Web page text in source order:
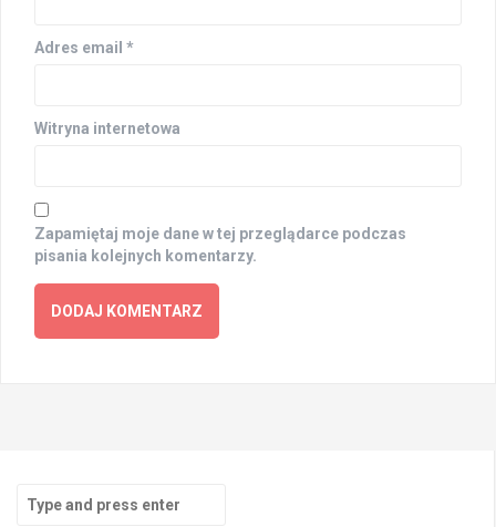
Adres email *
Witryna internetowa
Zapamiętaj moje dane w tej przeglądarce podczas
pisania kolejnych komentarzy.
for: